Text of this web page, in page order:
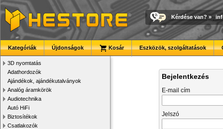
Kérdése van? »
Kategóriák Újdonságok Kosár Eszközök, szolgáltatások
3D nyomtatás
Adathordozók
Ajándékok, ajándékutalványok
Analóg áramkörök
Audiotechnika
Autó HiFi
Biztosítékok
Csatlakozók
Bejelentkezés
E-mail cím
Jelszó